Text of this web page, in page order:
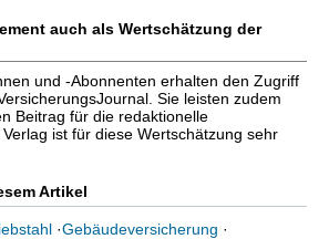
auch als Wertschätzung der
und -Abonnenten erhalten den Zugriff
Sie leisten zudem
Beitrag für die redaktionelle
ist für diese Wertschätzung sehr
Artikel
·Gebäudeversicherung ·